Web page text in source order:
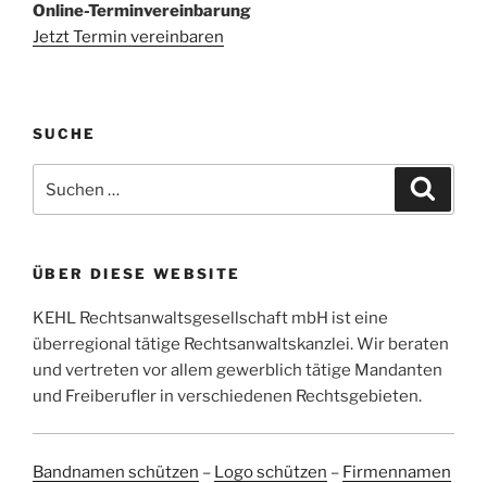
Online-Terminvereinbarung
Jetzt Termin vereinbaren
SUCHE
nach:
ÜBER DIESE WEBSITE
KEHL Rechtsanwaltsgesellschaft mbH ist eine
überregional tätige Rechtsanwaltskanzlei. Wir beraten
und vertreten vor allem gewerblich tätige Mandanten
und Freiberufler in verschiedenen Rechtsgebieten.
Bandnamen schützen – Logo schützen – Firmennamen